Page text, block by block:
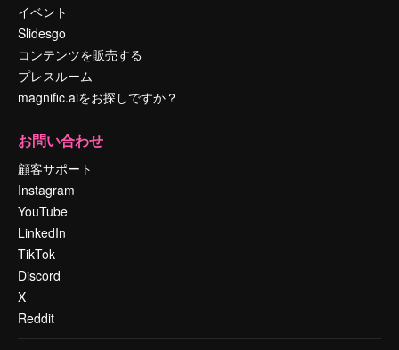
イベント
Slidesgo
コンテンツを販売する
プレスルーム
magnific.aiをお探しですか？
お問い合わせ
顧客サポート
Instagram
YouTube
LinkedIn
TikTok
Discord
X
Reddit